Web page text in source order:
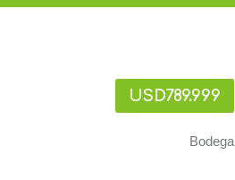
USD789.999
Bodega